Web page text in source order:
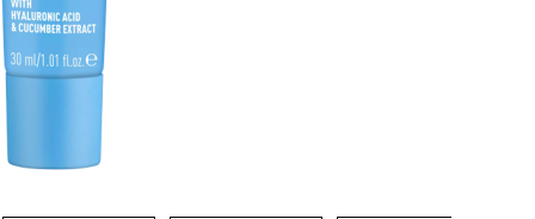
CRÉER UN COMPTE